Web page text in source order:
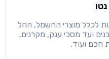
לכלל מוצרי החשמל, החל
ועד מסכי ענק, מקרנים,
חכם ועוד.